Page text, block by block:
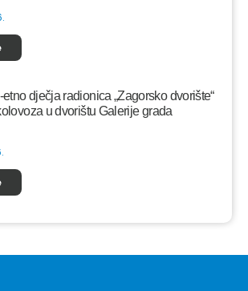
dječja radionica „Zagorsko dvorište“
u dvorištu Galerije grada